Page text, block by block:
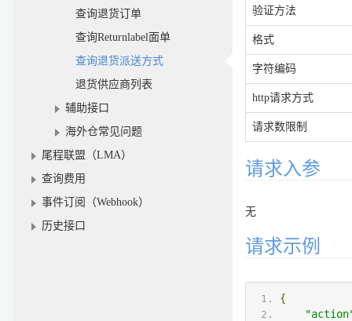
查询退货订单
查询Returnlabel面单
查询退货派送方式
退货供应商列表
辅助接口
海外仓常见问题
尾程联盟（LMA）
查询费用
事件订阅（Webhook）
历史接口
验证方法
格式
字符编码
http请求方式
请求数限制
请求入参
无
请求示例
{